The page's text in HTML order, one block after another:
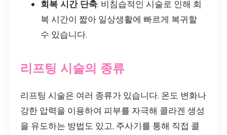
회복 시간 단축: 비침습적인 시술로 인해 회
복 시간이 짧아 일상생활에 빠르게 복귀할
수 있습니다.
리프팅 시술의 종류
리프팅 시술은 여러 종류가 있습니다. 온도 변화나
강한 압력을 이용하여 피부를 자극해 콜라겐 생성
을 유도하는 방법도 있고, 주사기를 통해 직접 콜